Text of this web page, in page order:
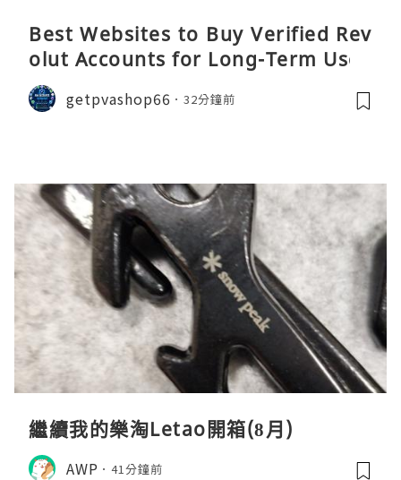
Best Websites to Buy Verified Rev
olut Accounts for Long-Term Use
getpvashop66 32分鐘前
繼續我的樂淘Letao開箱(8月)
AWP 41分鐘前